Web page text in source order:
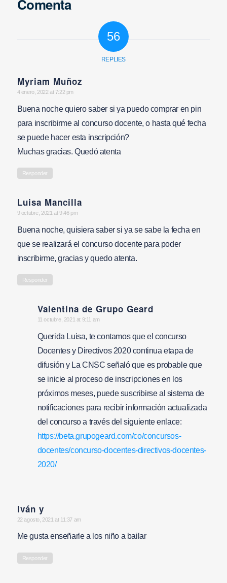
Comenta
56
REPLIES
Myriam Muñoz
says:
4 enero, 2022 at 7:22 pm
Buena noche quiero saber si ya puedo comprar en pin
para inscribirme al concurso docente, o hasta qué fecha
se puede hacer esta inscripción?
Muchas gracias. Quedó atenta
Responder
Luisa Mancilla
says:
9 octubre, 2021 at 9:46 pm
Buena noche, quisiera saber si ya se sabe la fecha en
que se realizará el concurso docente para poder
inscribirme, gracias y quedo atenta.
Responder
Valentina de Grupo Geard
says:
11 octubre, 2021 at 9:11 am
Querida Luisa, te contamos que el concurso
Docentes y Directivos 2020 continua etapa de
difusión y La CNSC señaló que es probable que
se inicie al proceso de inscripciones en los
próximos meses, puede suscribirse al sistema de
notificaciones para recibir información actualizada
del concurso a través del siguiente enlace:
https://beta.grupogeard.com/co/concursos-
docentes/concurso-docentes-directivos-docentes-
2020/
Iván y
says:
22 agosto, 2021 at 11:37 am
Me gusta enseñarle a los niño a bailar
Responder